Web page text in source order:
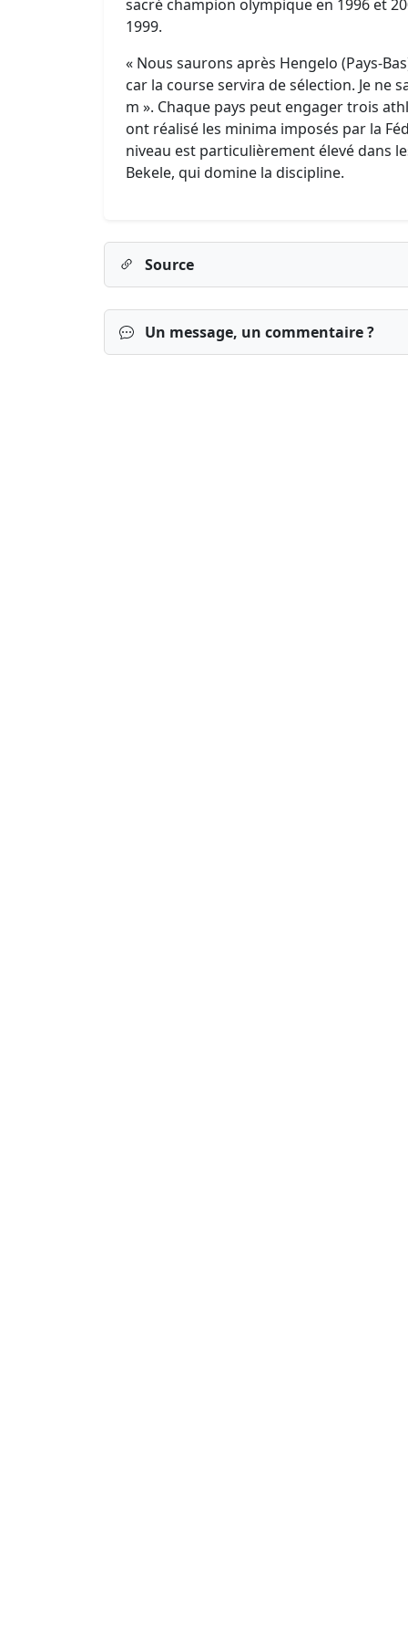
sacré champion olympique en 1996 et
1999.
« Nous saurons après Hengelo (Pays-
car la course servira de sélection. Je ne
m ». Chaque pays peut engager trois
ont réalisé les minima imposés par la
niveau est particulièrement élevé dans
Bekele, qui domine la discipline.
Source
Un message, un commentaire ?